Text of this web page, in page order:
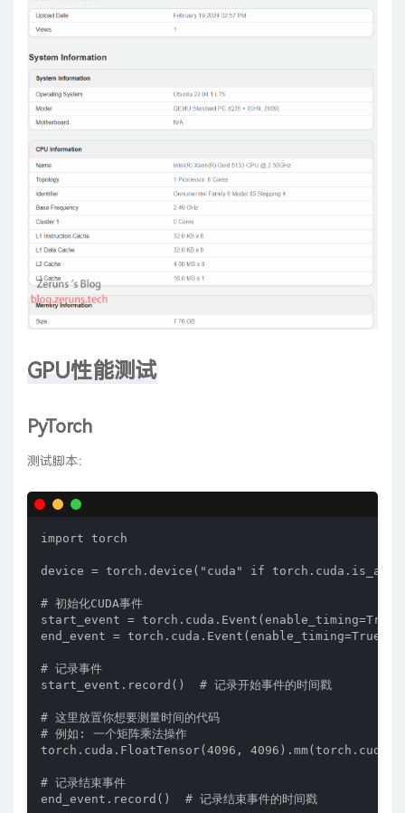
GPU性能测试
PyTorch
测试脚本：
import torch
device = torch.device("cuda" if
# 初始化CUDA事件
start_event = torch.cuda.Event(enable_timing=True)  #
end_event = torch.cuda.Event(enable_timing=True)  # 创
# 记录事件
start_event.record()  # 记录开始事件的时间戳
# 这里放置你想要测量时间的代码
# 例如: 一个矩阵乘法操作
torch.cuda.FloatTensor(4096,
# 记录结束事件
end_event.record()  # 记录结束事件的时间戳